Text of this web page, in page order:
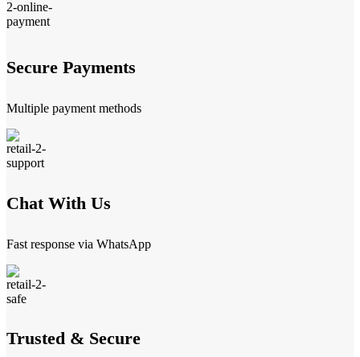
Secure Payments
Multiple payment methods
Chat With Us
Fast response via WhatsApp
Trusted & Secure